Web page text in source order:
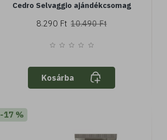
Cedro Selvaggio ajándékcsomag
8.290 Ft 10.490 Ft
Kosárba
-17 %